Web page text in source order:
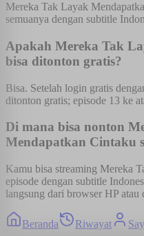
Mereka Tak Layak
semuanya dengan subtitle
Apakah Mereka Tak
bisa ditonton gratis?
Bisa. Setelah login gratis
ditonton gratis; episode 13 ke
Di mana bisa nonton
Mendapatkan Cintaku
Kamu bisa streaming Mereka
episode dengan subtitle
langsung dari browser HP
Beranda Riwayat